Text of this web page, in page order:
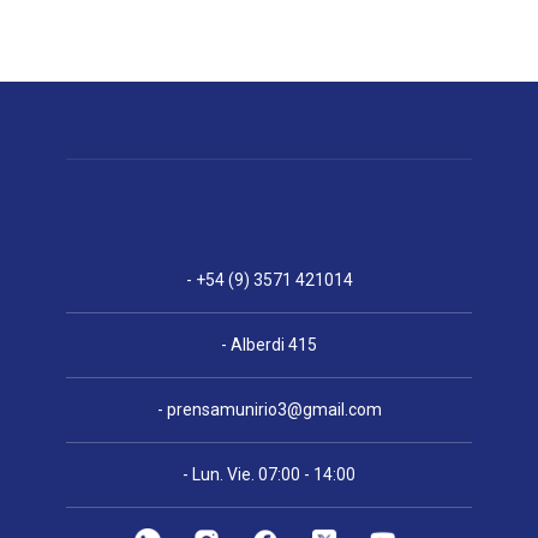
- +54 (9) 3571 421014
- Alberdi 415
- prensamunirio3@gmail.com
- Lun. Vie. 07:00 - 14:00